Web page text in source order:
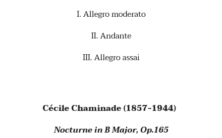
I. Allegro moderato
II. Andante
III. Allegro assai
Cécile Chaminade (1857-1944)
Nocturne in B Major, Op.165